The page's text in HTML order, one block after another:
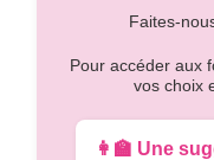
Faites-
Pour accéder aux
vos choix
👩‍🏫 Une